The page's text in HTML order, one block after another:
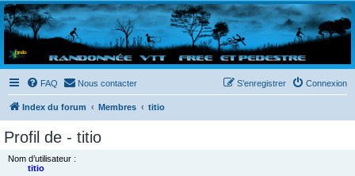
Randovttfree.fr
Bienvenue sur le site des randos vtt et pédestre de Bretagne . Bonne navigation sur le site
et bonnes randos dans l'Ouest !
FAQ Nous contacter Connexion
S’enregistrer
Index du forum Membres titio
Profil de - titio
Nom d’utilisateur :
titio